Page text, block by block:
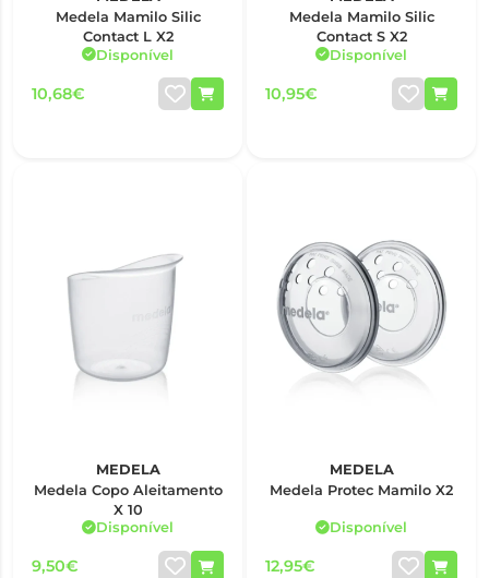
Medela Mamilo Silic
Contact L X2
Disponível
10,68€
Medela Mamilo Silic
Contact S X2
Disponível
10,95€
MEDELA
Medela Copo Aleitamento
X 10
Disponível
9,50€
MEDELA
Medela Protec Mamilo X2
Disponível
12,95€